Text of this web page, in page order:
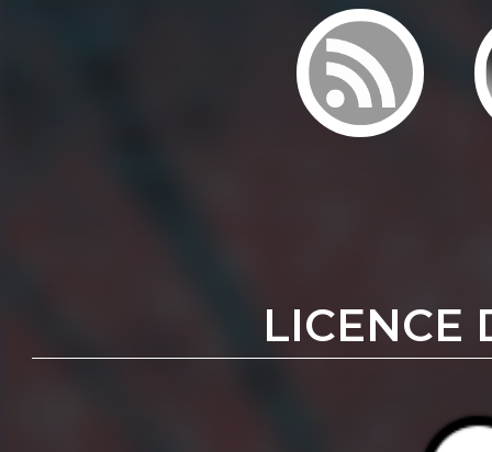
LICENCE